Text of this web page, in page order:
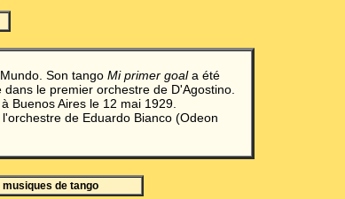
Son tango Mi primer goala été
le premier orchestre de D'Agostino.
Buenos Aires le 12 mai 1929.
de Eduardo Bianco (Odeon
de tango